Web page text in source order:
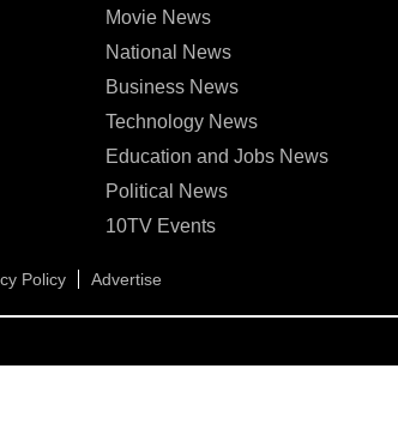
Movie News
National News
Business News
Technology News
Education and Jobs News
Political News
10TV Events
Policy Advertise